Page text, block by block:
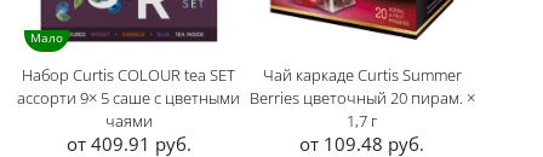
Мало
Набор Curtis COLOUR tea SET
ассорти 9× 5 саше с цветными
чаями
от 409.91 руб.
Чай каркаде Curtis Summer
Berries цветочный 20 пирам. ×
1,7 г
от 109.48 руб.